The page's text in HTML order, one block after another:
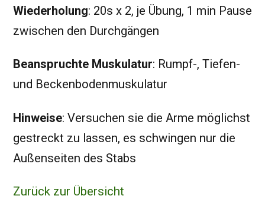
Wiederholung: 20s x 2, je Übung, 1 min Pause
zwischen den Durchgängen
Beanspruchte Muskulatur: Rumpf-, Tiefen-
und Beckenbodenmuskulatur
Hinweise: Versuchen sie die Arme möglichst
gestreckt zu lassen, es schwingen nur die
Außenseiten des Stabs
Zurück zur Übersicht